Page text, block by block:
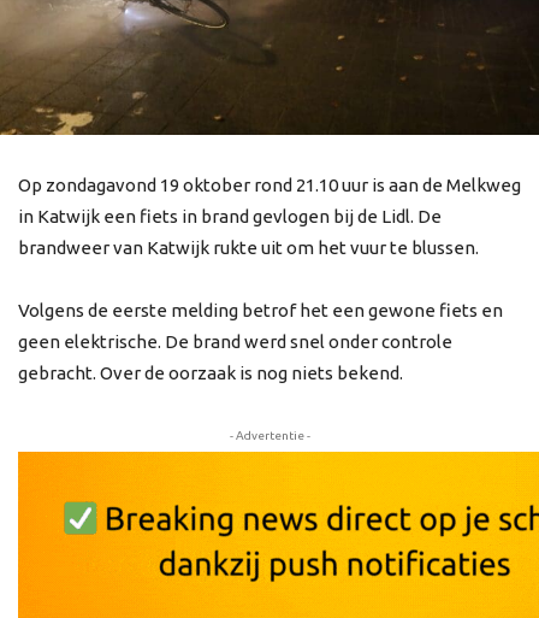
Op zondagavond 19 oktober rond 21.10 uur is aan de Melkweg
in Katwijk een fiets in brand gevlogen bij de Lidl. De
brandweer van Katwijk rukte uit om het vuur te blussen.
Volgens de eerste melding betrof het een gewone fiets en
geen elektrische. De brand werd snel onder controle
gebracht. Over de oorzaak is nog niets bekend.
- Advertentie -